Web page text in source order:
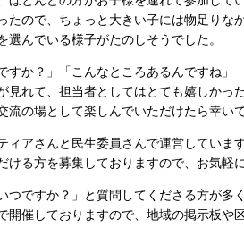
たので、ちょっと大きい子には物足りな
選んでいる様子がたのしそうでした。
すか？」「こんなところあるんですね」
見れて、担当者としてはとても嬉しかっ
流の場として楽しんでいただけたら幸いで
ィアさんと民生委員さんで運営しています
ける方を募集しておりますので、お気軽
つですか？」と質問してくださる方が多
開催しておりますので、地域の掲示板や